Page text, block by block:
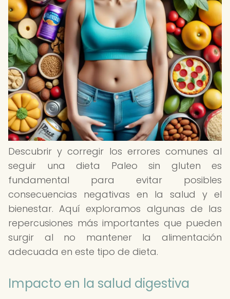
Descubrir y corregir los errores comunes al
seguir una dieta Paleo sin gluten es
fundamental para evitar posibles
consecuencias negativas en la salud y el
bienestar. Aquí exploramos algunas de las
repercusiones más importantes que pueden
surgir al no mantener la alimentación
adecuada en este tipo de dieta.
Impacto en la salud digestiva